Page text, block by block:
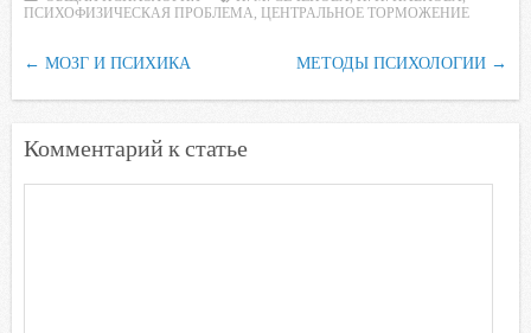
b
k
t
s
p
.
k
ПСИХОФИЗИЧЕСКАЯ ПРОБЛЕМА
ЦЕНТРАЛЬНОЕ ТОРМОЖЕНИЕ
← МОЗГ И ПСИХИКА МЕТОДЫ ПСИХОЛОГИИ →
Комментарий к статье